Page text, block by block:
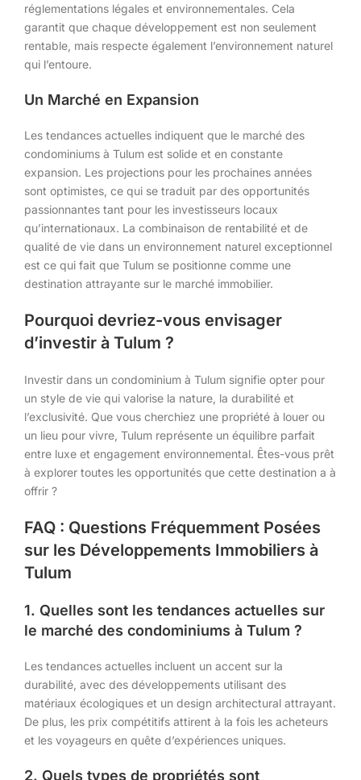
réglementations légales et environnementales. Cela
garantit que chaque développement est non seulement
rentable, mais respecte également l’environnement naturel
qui l’entoure.
Un Marché en Expansion
Les tendances actuelles indiquent que le marché des
condominiums à Tulum est solide et en constante
expansion. Les projections pour les prochaines années
sont optimistes, ce qui se traduit par des opportunités
passionnantes tant pour les investisseurs locaux
qu’internationaux. La combinaison de rentabilité et de
qualité de vie dans un environnement naturel exceptionnel
est ce qui fait que Tulum se positionne comme une
destination attrayante sur le marché immobilier.
Pourquoi devriez-vous envisager
d’investir à Tulum ?
Investir dans un condominium à Tulum signifie opter pour
un style de vie qui valorise la nature, la durabilité et
l’exclusivité. Que vous cherchiez une propriété à louer ou
un lieu pour vivre, Tulum représente un équilibre parfait
entre luxe et engagement environnemental. Êtes-vous prêt
à explorer toutes les opportunités que cette destination a à
offrir ?
FAQ : Questions Fréquemment Posées
sur les Développements Immobiliers à
Tulum
1. Quelles sont les tendances actuelles sur
le marché des condominiums à Tulum ?
Les tendances actuelles incluent un accent sur la
durabilité, avec des développements utilisant des
matériaux écologiques et un design architectural attrayant.
De plus, les prix compétitifs attirent à la fois les acheteurs
et les voyageurs en quête d’expériences uniques.
2. Quels types de propriétés sont